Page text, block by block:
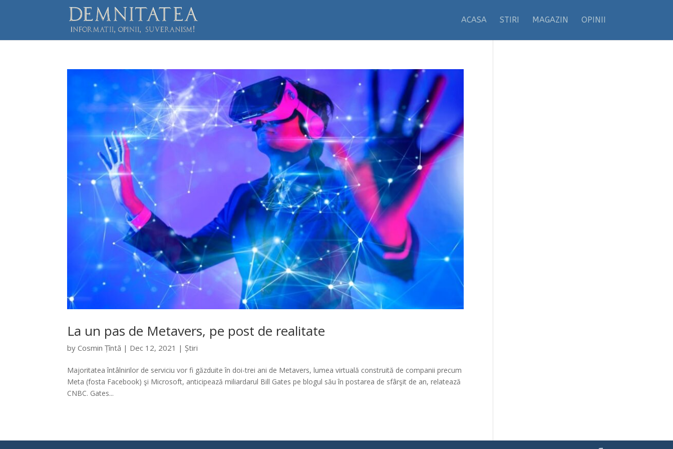
ACASA STIRI MAGAZIN OPINII
La un pas de Metavers, pe post de realitate
byCosmin Țîntă | Dec 12, 2021 |Știri
Majoritatea întâlnirilor de serviciu vor fi găzduite în doi-trei ani de Metavers, lumea virtuală construită de companii precum
Meta (fosta Facebook) şi Microsoft, anticipează miliardarul Bill Gates pe blogul său în postarea de sfârşit de an, relatează
CNBC. Gates...